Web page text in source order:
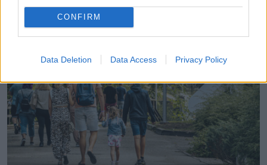
CONFIRM
Data Deletion Data Access Privacy Policy